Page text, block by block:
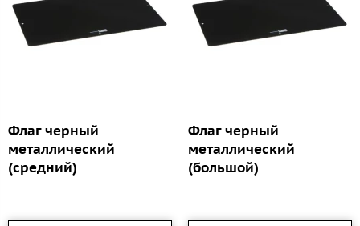
Флаг черный
металлический
(средний)
Флаг черный
металлический
(большой)